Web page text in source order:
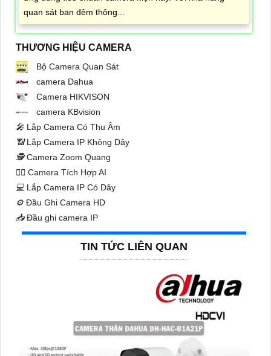
quan sát ban đêm thông...
THƯƠNG HIỆU CAMERA
Bộ Camera Quan Sát
camera Dahua
Camera HIKVISON
camera KBvision
️🎤️ Lắp Camera Có Thu Âm
📶Lắp Camera IP Không Dây
🕵️Camera Zoom Quang
🧛‍♀️ Camera Tích Hợp AI
💻 Lắp Camera IP Có Dây
⚙️ Đầu Ghi Camera HD
📥Đầu ghi camera IP
TIN TỨC LIÊN QUAN